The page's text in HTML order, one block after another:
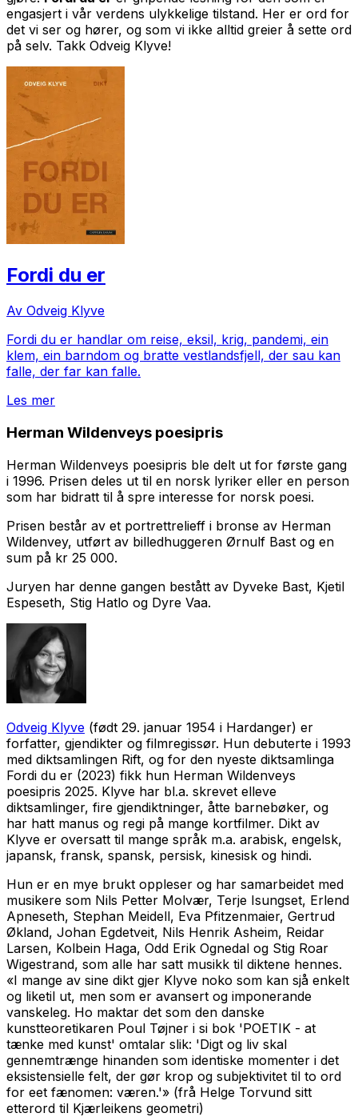
engasjert i vår verdens ulykkelige tilstand. Her er ord for
det vi ser og hører, og som vi ikke alltid greier å sette ord
på selv. Takk Odveig Klyve!
Fordi du er
Av Odveig Klyve
Fordi du er handlar om reise, eksil, krig, pandemi, ein
klem, ein barndom og bratte vestlandsfjell, der sau kan
falle, der far kan falle.
Les mer
Herman Wildenveys poesipris
Herman Wildenveys poesipris ble delt ut for første gang
i 1996. Prisen deles ut til en norsk lyriker eller en person
som har bidratt til å spre interesse for norsk poesi.
Prisen består av et portrettrelieff i bronse av Herman
Wildenvey, utført av billedhuggeren Ørnulf Bast og en
sum på kr 25 000.
Juryen har denne gangen bestått av Dyveke Bast, Kjetil
Espeseth, Stig Hatlo og Dyre Vaa.
Odveig Klyve (født 29. januar 1954 i Hardanger) er
forfatter, gjendikter og filmregissør. Hun debuterte i 1993
med diktsamlingen Rift, og for den nyeste diktsamlinga
Fordi du er (2023) fikk hun Herman Wildenveys
poesipris 2025. Klyve har bl.a. skrevet elleve
diktsamlinger, fire gjendiktninger, åtte barnebøker, og
har hatt manus og regi på mange kortfilmer. Dikt av
Klyve er oversatt til mange språk m.a. arabisk, engelsk,
japansk, fransk, spansk, persisk, kinesisk og hindi.
Hun er en mye brukt oppleser og har samarbeidet med
musikere som Nils Petter Molvær, Terje Isungset, Erlend
Apneseth, Stephan Meidell, Eva Pfitzenmaier, Gertrud
Økland, Johan Egdetveit, Nils Henrik Asheim, Reidar
Larsen, Kolbein Haga, Odd Erik Ognedal og Stig Roar
Wigestrand, som alle har satt musikk til diktene hennes.
«I mange av sine dikt gjer Klyve noko som kan sjå enkelt
og liketil ut, men som er avansert og imponerande
vanskeleg. Ho maktar det som den danske
kunstteoretikaren Poul Tøjner i si bok 'POETIK - at
tænke med kunst' omtalar slik: 'Digt og liv skal
gennemtrænge hinanden som identiske momenter i det
eksistensielle felt, der gør krop og subjektivitet til to ord
for eet fænomen: væren.'» (frå Helge Torvund sitt
etterord til Kjærleikens geometri)